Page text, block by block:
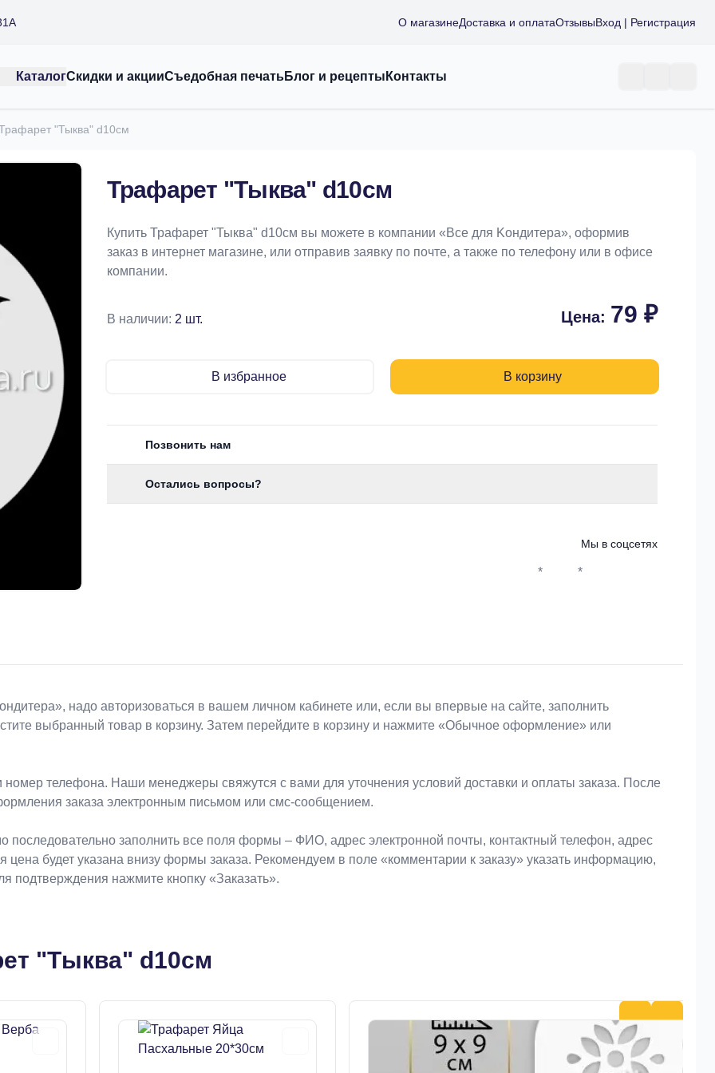
О магазинеДоставка и оплатаОтзывыВход | Регистрация
КаталогСкидки и акцииСъедобная печатьБлог и рецепты Контакты
"Тыква" d10см
Трафарет "Тыква" d10см
Купить Трафарет "Тыква" d10см вы можете в компании «Bce для Koндитeрa», оформив
заказ в интернет магазине, или отправив заявку по почте, а также по телефону или в офисе
компании.
В наличии: 2 шт. Цена: 79 ₽
В избранное В корзину
Позвонить нам
Остались вопросы?
Мы в соцсетях
* *
надо авторизоваться в вашем личном кабинете или, если вы впервые на сайте, заполнить
выбранный товар в корзину. Затем перейдите в корзину и нажмите «Обычное оформление» или
телефона. Наши менеджеры свяжутся с вами для уточнения условий доставки и оплаты заказа. После
заказа электронным письмом или смс-сообщением.
последовательно заполнить все поля формы – ФИО, адрес электронной почты, контактный телефон, адрес
цена будет указана внизу формы заказа. Рекомендуем в поле «комментарии к заказу» указать информацию,
подтверждения нажмите кнопку «Заказать».
"Тыква" d10см